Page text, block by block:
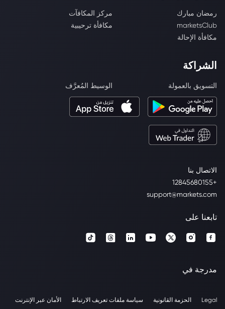
الاتصال بنا
+12845680155
support@markets.com
رمضان مبارك
مركز المكافآت
marketsClub
مكافأة ترحيبية
مكافأة الإحالة
الشراكة
التسويق بالعمولة الوسيط المُعرَّف
تابعنا على
مدرجة في
Legal الحزمة القانونية سياسة ملفات تعريف الارتباط الأمان عبر الإنترنت